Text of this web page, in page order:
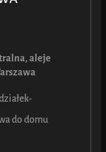
aleje
do domu